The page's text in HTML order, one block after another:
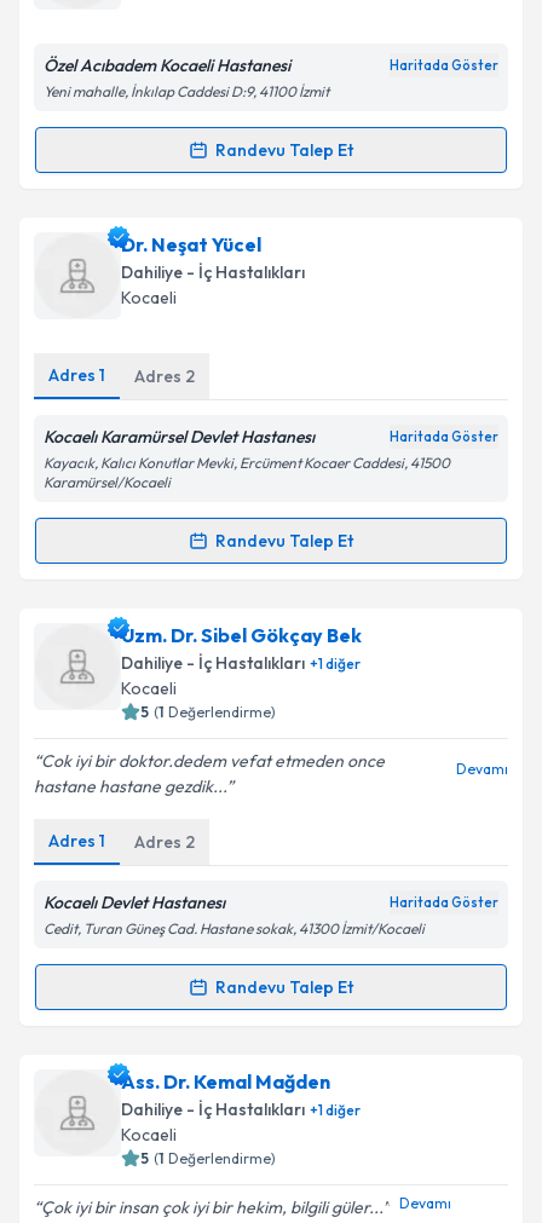
Kişisel verilerimin işlenmesine ilişkin
Metni'ni okudum ve kişisel verilerimin belirtilen
Takvim Talebini Gönder
Özel Acıbadem Kocaeli Hastanesi Haritada Göster
Yeni mahalle, İnkılap Caddesi D:9, 41100 İzmit
Randevu Talep Et
Randevu Takvimi Talebi
Uzm. Dr. Munhtsetseg Banzragch
takvimi talebi oluşturun. Size bu uzmandan randevu
almanız için bir takvim hazırlandığında e-posta ile
Kişisel verilerimin işlenmesine ilişkin
kapsamda işlenmesini kabul ediyorum.
Dr. Neşat Yücel
Dahiliye - İç Hastalıkları
Kocaeli
Adres 1 Adres 2
Kocaelı Karamürsel Devlet Hastanesı Haritada Göster
Kayacık, Kalıcı Konutlar Mevki, Ercüment Kocaer Caddesi, 41500
Karamürsel/Kocaeli
Randevu Talep Et
Randevu Takvimi Talebi
Dr. Neşat Yüceliçin randevu takvimi talebi oluşturun.
Size bu uzmandan randevu almanız için bir takvim
hazırlandığında e-posta ile bilgilendireceğiz.
Kişisel verilerimin işlenmesine ilişkin
Metni'ni okudum ve kişisel verilerimin belirtilen
kapsamda işlenmesini kabul ediyorum.
Takvim Talebini Gönder
Uzm. Dr. Sibel Gökçay Bek
Dahiliye - İç Hastalıkları +1diğer
Kocaeli
5 (1 Değerlendirme)
Cok iyi bir doktor.dedem vefat etmeden once
hastane hastane gezdik...
Devamı
Adres 1 Adres 2
Kocaelı Devlet Hastanesı Haritada Göster
Cedit, Turan Güneş Cad. Hastane sokak, 41300 İzmit/Kocaeli
Randevu Talep Et
Randevu Takvimi Talebi
Uzm. Dr. Sibel Gökçay Bekiçin randevu takvimi
talebi oluşturun. Size bu uzmandan randevu almanız
için bir takvim hazırlandığında e-posta ile
bilgilendireceğiz.
E-posta Adresiniz
Ass. Dr. Kemal Mağden
Dahiliye - İç Hastalıkları +1diğer
Kocaeli
5 (1 Değerlendirme)
Çok iyi bir insan çok iyi bir hekim, bilgili güler... Devamı